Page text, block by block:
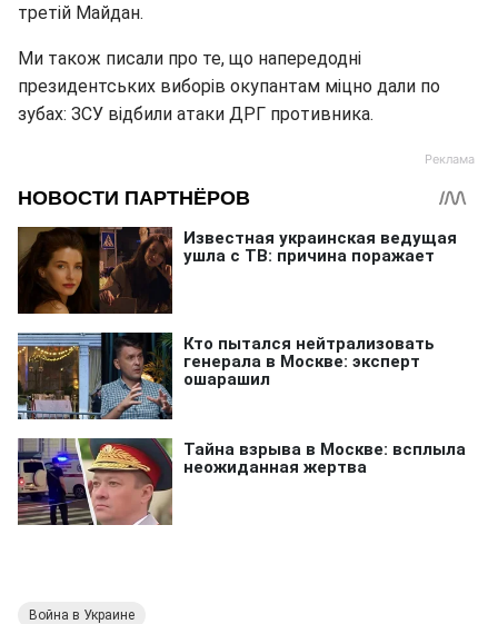
третій Майдан.
Ми також писали про те, що напередодні
президентських виборів окупантам міцно дали по
зубах: ЗСУ відбили атаки ДРГ противника.
Война в Украине